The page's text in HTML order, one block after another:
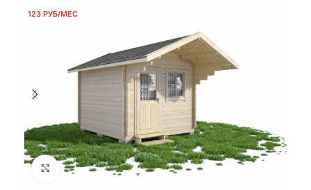
123 РУБ/МЕС
Click to enlarge